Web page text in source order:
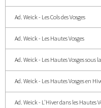
Ad. Weick - Les Cols des Vosges
Ad. Weick - Les Hautes Vosges
Ad. Weick - Les Hautes Vosges sous
Ad. Weick - Les Hautes Vosges en
Ad. Weick - L'Hiver dans les Hautes